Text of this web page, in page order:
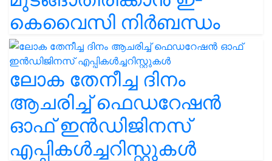
കെവൈസി നിർബന്ധം
ലോക തേനീച്ച ദിനം
ആചരിച്ച് ഫെഡറേഷൻ
ഓഫ് ഇൻഡിജിനസ്
എപ്പികൾച്ചറിസ്റ്റുകൾ